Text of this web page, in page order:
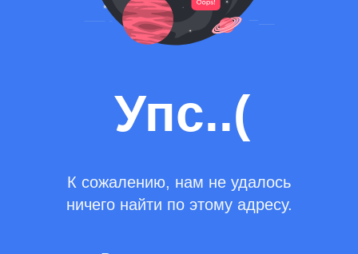
Упс..(
К сожалению, нам не удалось
ничего найти по этому адресу.